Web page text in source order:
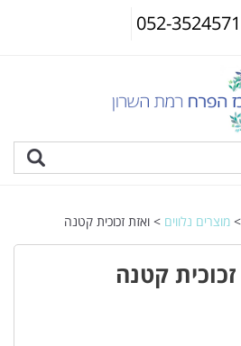
052-3524571
> מוצרים נלווים > ואזת זכוכית קטנה
קטנה